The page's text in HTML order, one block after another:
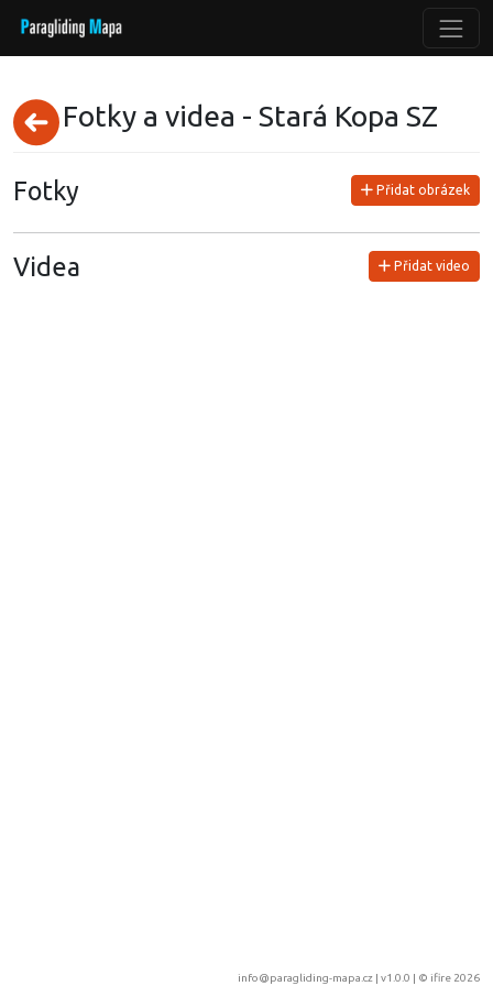
Fotky a videa - Stará Kopa SZ
Fotky Přidat obrázek
Videa Přidat video
info@paragliding-mapa.cz | v1.0.0 | © ifire 2026